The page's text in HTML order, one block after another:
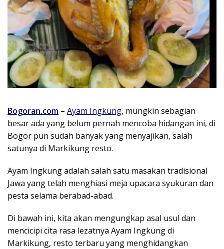
Bogoran.com – Ayam Ingkung, mungkin sebagian
besar ada yang belum pernah mencoba hidangan ini, di
Bogor pun sudah banyak yang menyajikan, salah
satunya di Markikung resto.
Ayam Ingkung adalah salah satu masakan tradisional
Jawa yang telah menghiasi meja upacara syukuran dan
pesta selama berabad-abad.
Di bawah ini, kita akan mengungkap asal usul dan
mencicipi cita rasa lezatnya Ayam Ingkung di
Markikung, resto terbaru yang menghidangkan